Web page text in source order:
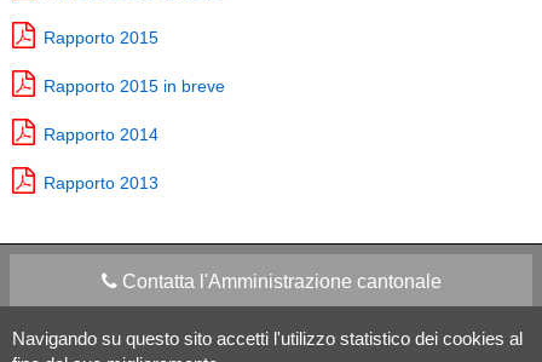
Navigando su questo sito accetti l'utilizzo statistico dei cookies al
Rapporto 2015
Rapporto 2015 in breve
Rapporto 2014
Rapporto 2013
Contatta l'Amministrazione cantonale
Apps Mobile Social media